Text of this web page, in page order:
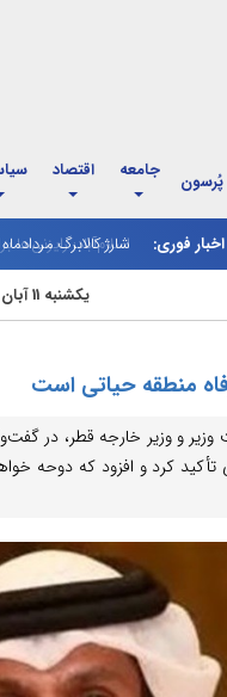
پُرسون جامعه اقتصاد
اخبار فوری:
شارژ کالابرگ
یکشنبه 11 آبان 1404 - 23:22
منطقه حیاتی است
و وزیر خارجه قطر، در
کرد و افزود که دوحه